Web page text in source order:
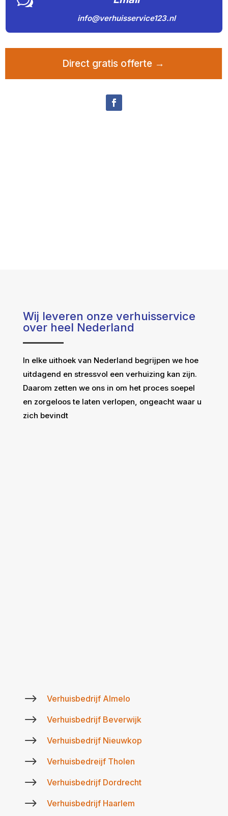
info@verhuisservice123.nl
Direct gratis offerte →
Wij leveren onze verhuisservice
over heel Nederland
In elke uithoek van Nederland begrijpen we hoe
uitdagend en stressvol een verhuizing kan zijn.
Daarom zetten we ons in om het proces soepel
en zorgeloos te laten verlopen, ongeacht waar u
zich bevindt
$ Verhuisbedrijf Almelo
$ Verhuisbedrijf Beverwijk
$ Verhuisbedrijf Nieuwkop
$ Verhuisbedreijf Tholen
$ Verhuisbedrijf Dordrecht
$ Verhuisbedrijf Haarlem